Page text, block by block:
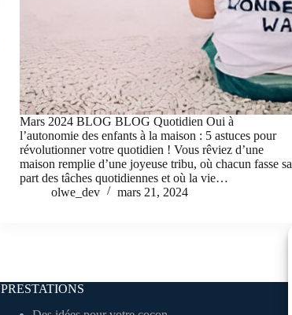
Mars 2024 BLOG BLOG Quotidien Oui à
l’autonomie des enfants à la maison : 5 astuces pour
révolutionner votre quotidien ! Vous rêviez d’une
maison remplie d’une joyeuse tribu, où chacun fasse sa
part des tâches quotidiennes et où la vie…
olwe_dev
mars 21, 2024
PRESTATIONS